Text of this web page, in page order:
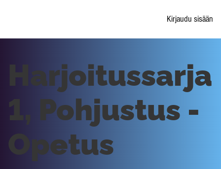
Kirjaudu sisään
Harjoitussarja
1, Pohjustus -
Opetus